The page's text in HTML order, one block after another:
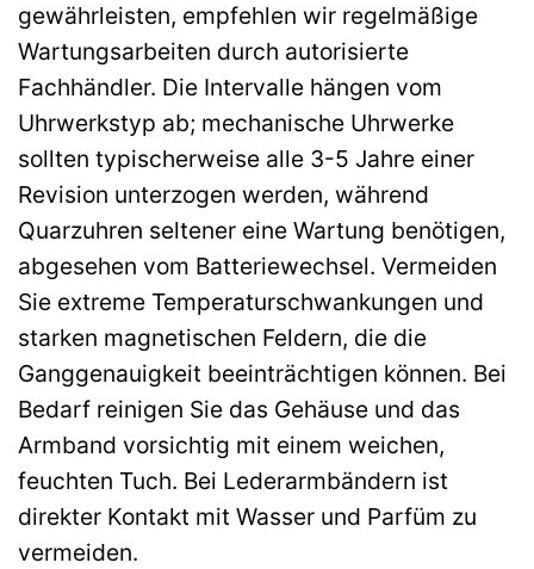
gewährleisten, empfehlen wir regelmäßige
Wartungsarbeiten durch autorisierte
Fachhändler. Die Intervalle hängen vom
Uhrwerkstyp ab; mechanische Uhrwerke
sollten typischerweise alle 3-5 Jahre einer
Revision unterzogen werden, während
Quarzuhren seltener eine Wartung benötigen,
abgesehen vom Batteriewechsel. Vermeiden
Sie extreme Temperaturschwankungen und
starken magnetischen Feldern, die die
Ganggenauigkeit beeinträchtigen können. Bei
Bedarf reinigen Sie das Gehäuse und das
Armband vorsichtig mit einem weichen,
feuchten Tuch. Bei Lederarmbändern ist
direkter Kontakt mit Wasser und Parfüm zu
vermeiden.